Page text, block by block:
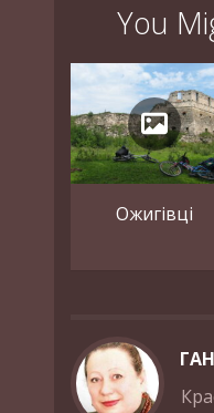
You
Ожигівці